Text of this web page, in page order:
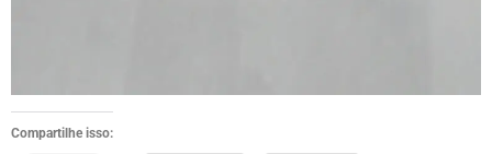
Compartilhe isso: